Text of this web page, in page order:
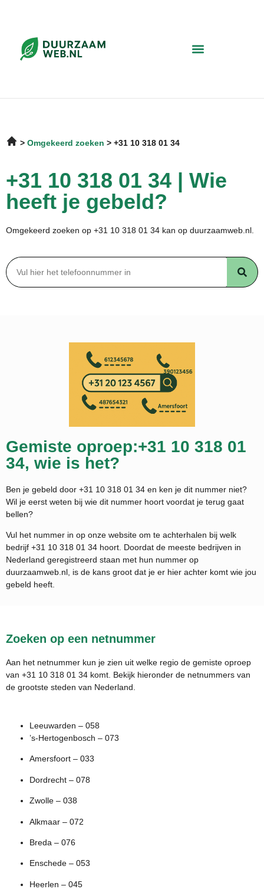
Omgekeerd zoeken +31 10 318 01 34
+31 10 318 01 34 | Wie
heeft je gebeld?
Omgekeerd zoeken op +31 10 318 01 34 kan op duurzaamweb.nl.
Gemiste oproep:+31 10 318 01
34, wie is het?
Ben je gebeld door +31 10 318 01 34 en ken je dit nummer niet?
Wil je eerst weten bij wie dit nummer hoort voordat je terug gaat
bellen?
Vul het nummer in op onze website om te achterhalen bij welk
bedrijf +31 10 318 01 34 hoort. Doordat de meeste bedrijven in
Nederland geregistreerd staan met hun nummer op
duurzaamweb.nl, is de kans groot dat je er hier achter komt wie jou
gebeld heeft.
Zoeken op een netnummer
Aan het netnummer kun je zien uit welke regio de gemiste oproep
van +31 10 318 01 34 komt. Bekijk hieronder de netnummers van
de grootste steden van Nederland.
Leeuwarden – 058
’s-Hertogenbosch – 073
Amersfoort – 033
Dordrecht – 078
Zwolle – 038
Alkmaar – 072
Breda – 076
Enschede – 053
Heerlen – 045